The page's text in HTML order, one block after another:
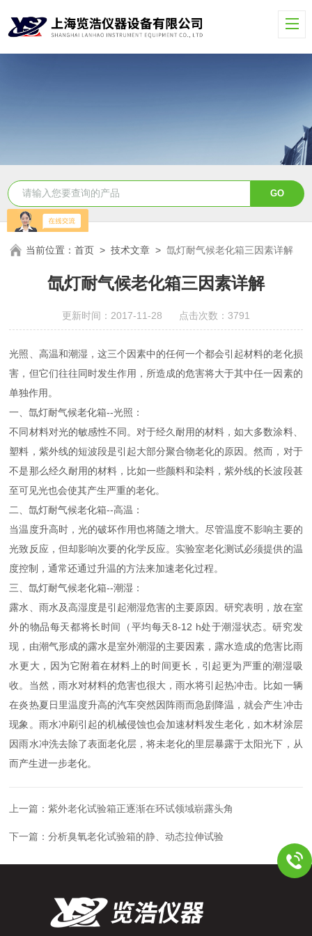
当前位置：首页 >技术文章 >氙灯耐气候老化箱三因素详解
氙灯耐气候老化箱三因素详解
更新时间：2017-11-28 点击次数：3791
光照、高温和潮湿，这三个因素中的任何一个都会引起材料的老化损
害，但它们往往同时发生作用，所造成的危害将大于其中任一因素的
单独作用。
一、氙灯耐气候老化箱--光照：
不同材料对光的敏感性不同。对于经久耐用的材料，如大多数涂料、
塑料，紫外线的短波段是引起大部分聚合物老化的原因。然而，对于
不是那么经久耐用的材料，比如一些颜料和染料，紫外线的长波段甚
至可见光也会使其产生严重的老化。
二、氙灯耐气候老化箱--高温：
当温度升高时，光的破坏作用也将随之增大。尽管温度不影响主要的
光致反应，但却影响次要的化学反应。实验室老化测试必须提供的温
度控制，通常还通过升温的方法来加速老化过程。
三、氙灯耐气候老化箱--潮湿：
露水、雨水及高湿度是引起潮湿危害的主要原因。研究表明，放在室
外的物品每天都将长时间（平均每天8-12 h处于潮湿状态。研究发
现，由潮气形成的露水是室外潮湿的主要因素，露水造成的危害比雨
水更大，因为它附着在材料上的时间更长，引起更为严重的潮湿吸
收。当然，雨水对材料的危害也很大，雨水将引起热冲击。比如一辆
在炎热夏日里温度升高的汽车突然因阵雨而急剧降温，就会产生冲击
现象。雨水冲刷引起的机械侵蚀也会加速材料发生老化，如木材涂层
因雨水冲洗去除了表面老化层，将未老化的里层暴露于太阳光下，从
而产生进一步老化。
上一篇：紫外老化试验箱正逐渐在环试领域崭露头角
下一篇：分析臭氧老化试验箱的静、动态拉伸试验